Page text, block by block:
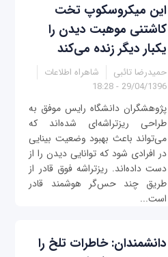
این میکروسکوپ تخت
کاشتنی موهبت دیدن را
یکبار دیگر زنده می‌کند
حمیدرضا تائبی
شاهراه اطلاعات
29/04/1396 - 18:28
پژوهشگران دانشگاه رایس موفق به
طراحی ریزتراشه‌ای شده‌اند که
می‌تواند باعث بهبود وضعیت بینایی
در افرادی شود که توانایی دیدن را از
دست داده‌اند. ریزتراشه فوق قادر از
طریق چند حس‌گر هوشمند قادر
است...
دانشمندان: خاطرات تلخ را